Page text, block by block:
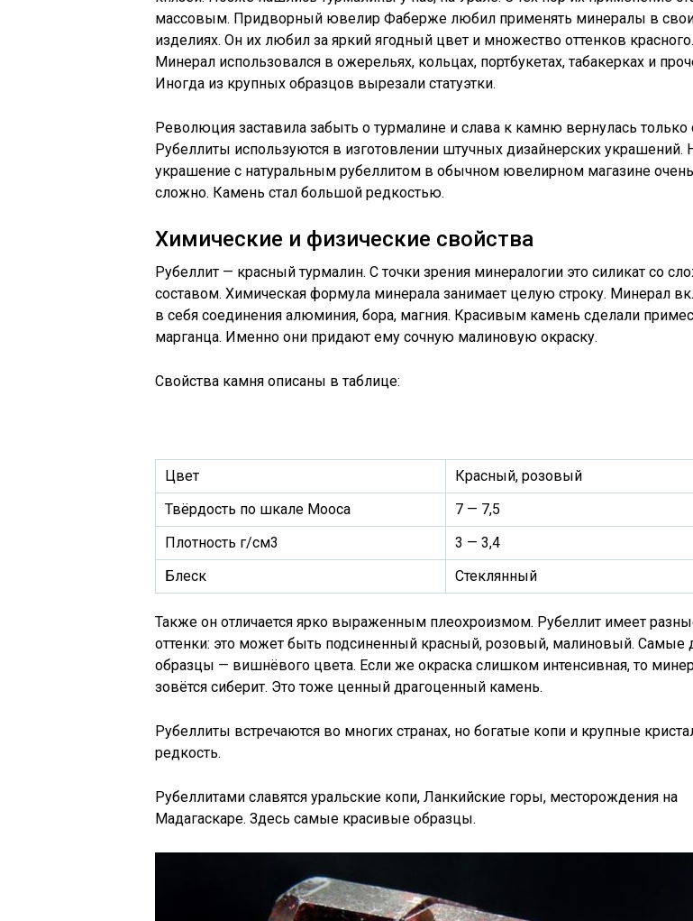
массовым. Придворный ювелир Фаберже любил применять минералы в
изделиях. Он их любил за яркий ягодный цвет и множество оттенков красного.
Минерал использовался в ожерельях, кольцах, портбукетах, табакерках и
Иногда из крупных образцов вырезали статуэтки.
Революция заставила забыть о турмалине и слава к камню вернулась только
Рубеллиты используются в изготовлении штучных дизайнерских украшений.
украшение с натуральным рубеллитом в обычном ювелирном магазине очень
сложно. Камень стал большой редкостью.
Химические и физические свойства
Рубеллит — красный турмалин. С точки зрения минералогии это силикат со
составом. Химическая формула минерала занимает целую строку. Минерал
в себя соединения алюминия, бора, магния. Красивым камень сделали
марганца. Именно они придают ему сочную малиновую окраску.
Свойства камня описаны в таблице:
Цвет
Красный, розовый
Твёрдость по шкале Мооса
7 — 7,5
Плотность г/см3
3 — 3,4
Блеск
Стеклянный
Также он отличается ярко выраженным плеохроизмом. Рубеллит имеет
оттенки: это может быть подсиненный красный, розовый, малиновый. Самые
образцы — вишнёвого цвета. Если же окраска слишком интенсивная, то
зовётся сиберит. Это тоже ценный драгоценный камень.
Рубеллиты встречаются во многих странах, но богатые копи и крупные
редкость.
Рубеллитами славятся уральские копи, Ланкийские горы, месторождения на
Мадагаскаре. Здесь самые красивые образцы.